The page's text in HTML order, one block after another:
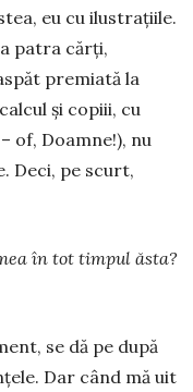
eu cu ilus­trațiile.
patra cărți,
pre­miată la
și copiii, cu
of, Doamne!), nu
Deci, pe scurt,
în tot timpul ăsta?
se dă pe după
Dar când mă uit